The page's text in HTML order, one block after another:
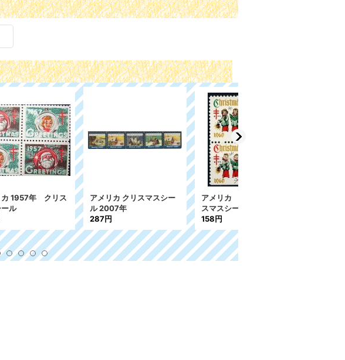
アメリカ 1960年 クリ
スマスシール
アメリカ1958年クリスマ